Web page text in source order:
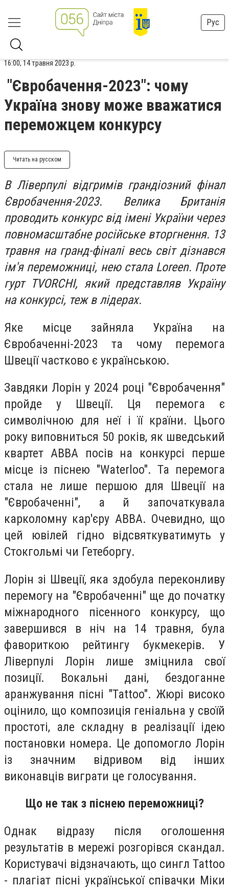
Рус
16:00, 14 травня 2023 р.
"Євробачення-2023": чому
Україна знову може вважатися
переможцем конкурсу
Читать на русском
В Ліверпулі відгримів грандіозний фінал
Євробачення-2023. Велика Британія
проводить конкурс від імені України через
повномасштабне російське вторгнення. 13
травня на гранд-фіналі весь світ дізнався
ім'я переможниці, нею стала Loreen. Проте
гурт TVORCHI, який представляв Україну
на конкурсі, теж в лідерах.
Яке місце зайняла Україна на
Євробаченні-2023 та чому перемога
Швеції частково є українською.
Завдяки Лорін у 2024 році "Євробачення"
пройде у Швеції. Ця перемога є
символічною для неї і її країни. Цього
року виповниться 50 років, як шведський
квартет ABBA посів на конкурсі перше
місце із піснею "Waterloo". Та перемога
стала не лише першою для Швеції на
"Євробаченні", а й започаткувала
карколомну кар'єру ABBA. Очевидно, що
цей ювілей гідно відсвяткуватимуть у
Стокгольмі чи Гетеборгу.
Лорін зі Швеції, яка здобула переконливу
перемогу на "Євробаченні" ще до початку
міжнародного пісенного конкурсу, що
завершився в ніч на 14 травня, була
фавориткою рейтингу букмекерів. У
Ліверпулі Лорін лише зміцнила свої
позиції. Вокальні дані, бездоганне
аранжування пісні "Tattoo". Жюрі високо
оцінило, що композиція геніальна у своїй
простоті, але складну в реалізації ідею
постановки номера. Це допомогло Лорін
із значним відривом від інших
виконавців виграти це голосування.
Що не так з піснею переможниці?
Однак відразу після оголошення
результатів в мережі розгорівся скандал.
Користувачі відзначають, що сингл Tattoo
- плагіат пісні української співачки Міки